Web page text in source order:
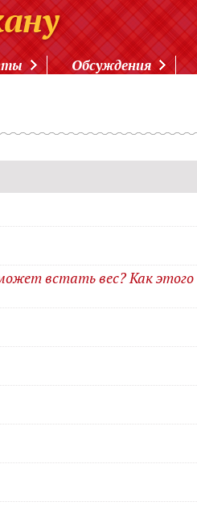
Обсуждения
встать вес? Как этого